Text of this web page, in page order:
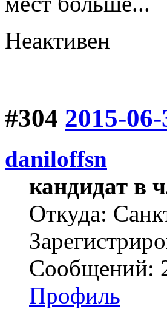
Неактивен
#304 2015-
daniloffsn
кандидат в
Откуда:
Сообщений:
Профиль